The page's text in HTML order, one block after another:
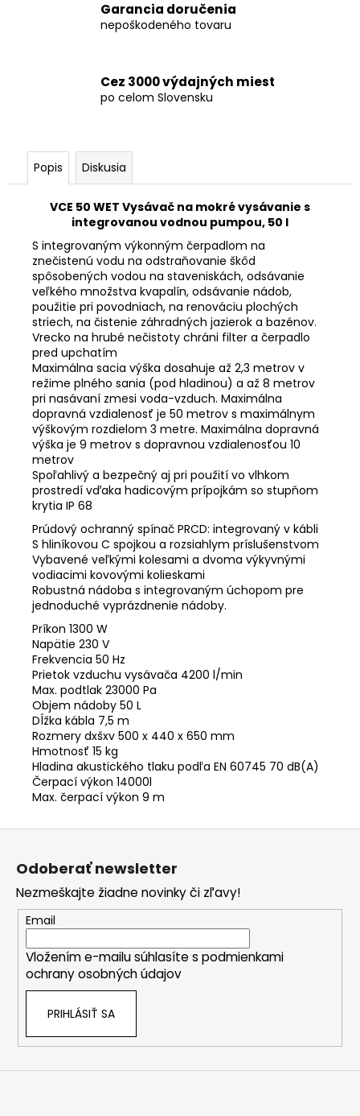
Garancia doručenia
nepoškodeného tovaru
Cez 3000 výdajných miest
po celom Slovensku
Popis Diskusia
VCE 50 WET Vysávač na mokré vysávanie s
integrovanou vodnou pumpou, 50 l
S integrovaným výkonným čerpadlom na
znečistenú vodu na odstraňovanie škôd
spôsobených vodou na staveniskách, odsávanie
veľkého množstva kvapalín, odsávanie nádob,
použitie pri povodniach, na renováciu plochých
striech, na čistenie záhradných jazierok a bazénov.
Vrecko na hrubé nečistoty chráni filter a čerpadlo
pred upchatím
Maximálna sacia výška dosahuje až 2,3 metrov v
režime plného sania (pod hladinou) a až 8 metrov
pri nasávaní zmesi voda-vzduch. Maximálna
dopravná vzdialenosť je 50 metrov s maximálnym
výškovým rozdielom 3 metre. Maximálna dopravná
výška je 9 metrov s dopravnou vzdialenosťou 10
metrov
Spoľahlivý a bezpečný aj pri použití vo vlhkom
prostredí vďaka hadicovým prípojkám so stupňom
krytia IP 68
Prúdový ochranný spínač PRCD: integrovaný v kábli
S hliníkovou C spojkou a rozsiahlym príslušenstvom
Vybavené veľkými kolesami a dvoma výkyvnými
vodiacimi kovovými kolieskami
Robustná nádoba s integrovaným úchopom pre
jednoduché vyprázdnenie nádoby.
Príkon 1300 W
Napätie 230 V
Frekvencia 50 Hz
Prietok vzduchu vysávača 4200 l/min
Max. podtlak 23000 Pa
Objem nádoby 50 L
Dĺžka kábla 7,5 m
Rozmery dxšxv 500 x 440 x 650 mm
Hmotnosť 15 kg
Hladina akustického tlaku podľa EN 60745 70 dB(A)
Čerpací výkon 14000l
Max. čerpací výkon 9 m
Z
Odoberať newsletter
Nezmeškajte žiadne novinky či zľavy!
Email
Vložením e-mailu súhlasíte s podmienkami
ochrany osobných údajov
PRIHLÁSIŤ SA